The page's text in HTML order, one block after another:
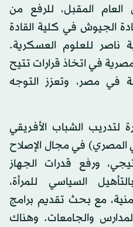
المقبل، للرفع من
الجيوش في كلية القادة
ناصر للعلوم العسكرية.
في اتخاذ قرارات تتيح
في مصر، وتعزز التوجه
لتدريب الشباب الأفريقي
في مجال الإصلاح
ورفع قدرات الجهاز
السياسي للمرأة،
مع بحث تقديم برامج
والجامعات. وهناك